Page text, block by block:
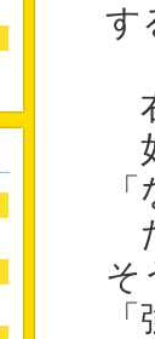
す
そ